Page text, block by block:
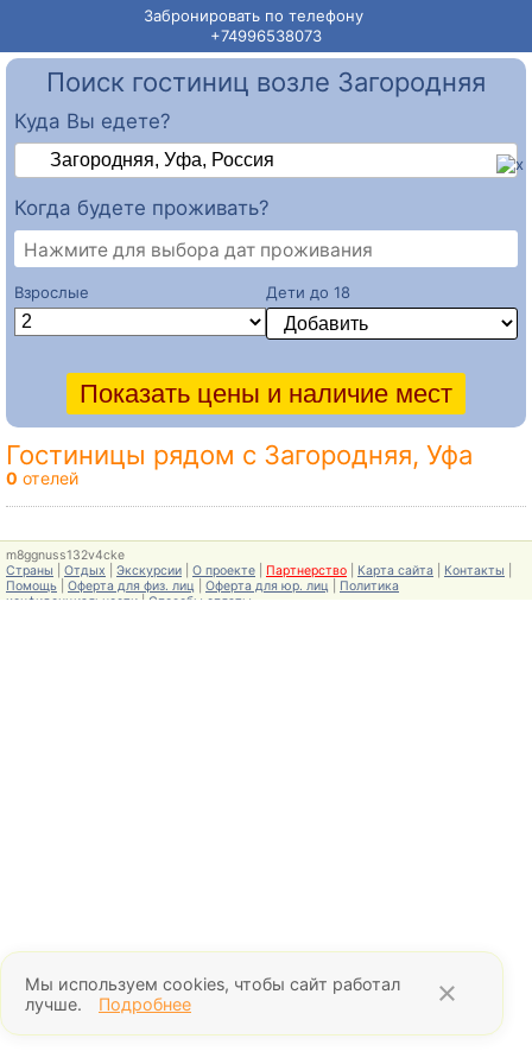
Забронировать по телефону
+74996538073
Гостиницы рядом с Загородняя, Уфа
0 отелей
Поиск гостиниц возле Загородняя
Куда Вы едете?
Когда будете проживать?
Нажмите для выбора дат проживания
Взрослые Дети до 18
m8ggnuss132v4cke
Страны
Отдых Экскурсии О проекте Партнерство Карта сайта Контакты
Помощь
Оферта для физ. лиц Оферта для юр. лиц
Политика
конфиденциальности | Способы оплаты
Мы используем cookies, чтобы сайт работал
лучше.
Подробнее ×